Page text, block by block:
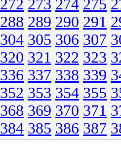
272 273 274 275
288 289 290 291
304 305 306 307
320 321 322 323
336 337 338 339
352 353 354 355
368 369 370 371
384 385 386 387